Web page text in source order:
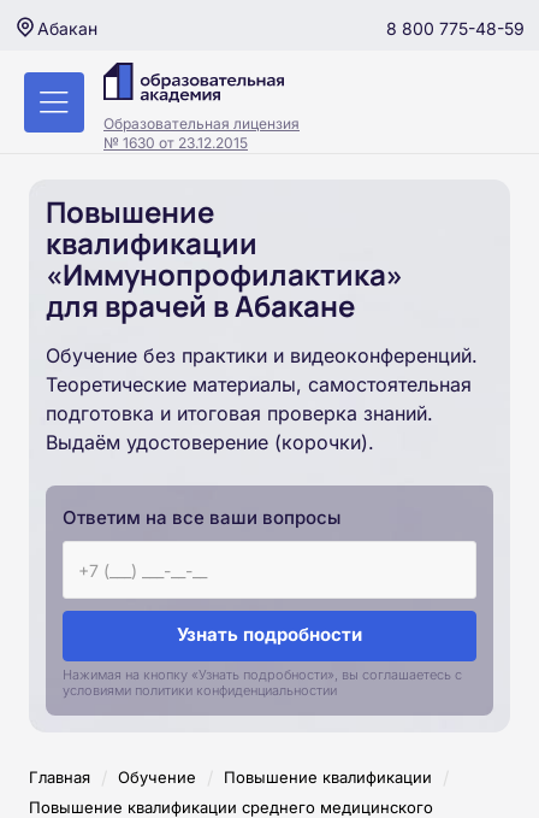
Абакан 8 800 775-48-59
Образовательная лицензия
№ 1630 от 23.12.2015
Повышение
квалификации
«Иммунопрофилактика»
для врачей в Абакане
Обучение без практики и видеоконференций.
Теоретические материалы, самостоятельная
подготовка и итоговая проверка знаний.
Выдаём удостоверение (корочки).
Ответим на все ваши вопросы
Узнать подробности
Нажимая на кнопку «Узнать подробности», вы соглашаетесь с
условиями политики конфиденциальностии
Главная / Обучение / Повышение квалификации /
Повышение квалификации среднего медицинского